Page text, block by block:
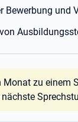
Bewerbung und
Monat zu einem